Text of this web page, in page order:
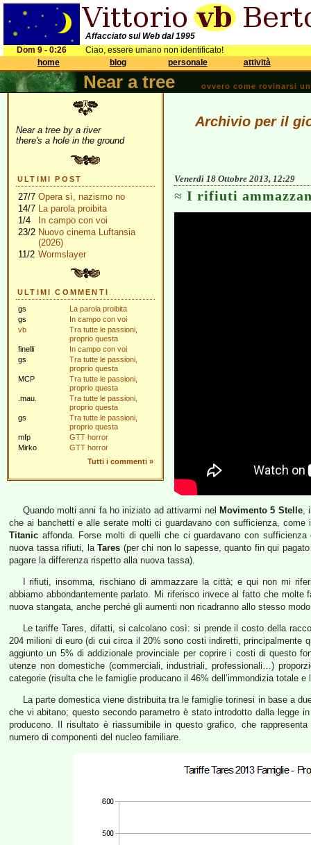
Affacciato sul Web dal 1995
Dom 9 - 0:26
Ciao, essere umano non identificato!
home
blog personale attività
Near a tree ovvero come rovinarsi
Near a tree by a river
there's a hole in the ground
ULTIMI POST
27/7 Opera sì, nazismo no
14/7 La parola proibita
1/4
In campo con voi
23/2 Nuovo cinema Luftansia
(2026)
11/2 Wormslayer
ULTIMI COMMENTI
gs
La parola proibita
gs
In campo con voi
vb
Tra tutte le passioni,
proprio questa
finelli
In campo con voi
gs
Tra tutte le passioni,
proprio questa
MCP
Tra tutte le passioni,
proprio questa
.mau.
Tra tutte le passioni,
proprio questa
gs
Tra tutte le passioni,
proprio questa
mfp
GTT horror
Mirko
GTT horror
Tutti i commenti »
Archivio per il
Venerdì 18 Ottobre 2013, 12:29
I rifiuti
Quando molti anni fa ho iniziato ad attivarmi nel Movimento 5 Stelle,
che ai banchetti e alle serate molti ci guardavano con sufficienza,
Titanic affonda. Forse molti di quelli che ci guardavano con
nuova tassa rifiuti, la Tares (per chi non lo sapesse, quanto fin qui
pagare la differenza rispetto alla nuova tassa).
I rifiuti, insomma, rischiano di ammazzare la città; e qui non mi
abbiamo abbondantemente parlato. Mi riferisco invece al fatto che
nuova stangata, anche perché gli aumenti non ricadranno allo stesso
Le tariffe Tares, difatti, si calcolano così: si prende il costo della
204 milioni di euro (di cui circa il 20% sono costi indiretti, principalmente
aggiunto un 5% di addizionale provinciale per coprire i costi di questo
utenze non domestiche (commerciali, industriali, professionali…)
categorie (risulta che le famiglie producano il 46% dell’immondizia totale e
La parte domestica viene distribuita tra le famiglie torinesi in base a
che vi abitano; questo secondo parametro è stato introdotto dalla legge
producono. Il risultato è riassumibile in questo grafico, che
numero di componenti del nucleo familiare.